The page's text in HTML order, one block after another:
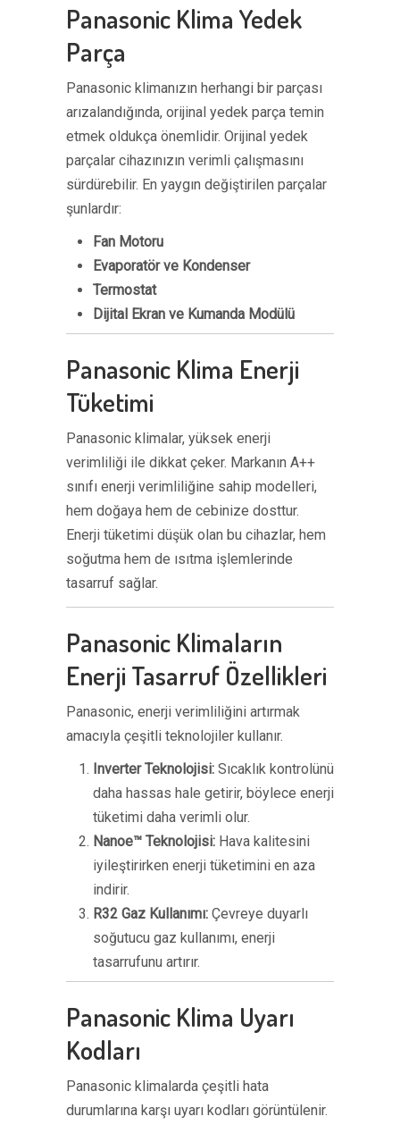
Panasonic Klima Yedek
Parça
Panasonic klimanızın herhangi bir parçası
arızalandığında, orijinal yedek parça temin
etmek oldukça önemlidir. Orijinal yedek
parçalar cihazınızın verimli çalışmasını
sürdürebilir. En yaygın değiştirilen parçalar
şunlardır:
Fan Motoru
Evaporatör ve Kondenser
Termostat
Dijital Ekran ve Kumanda Modülü
Panasonic Klima Enerji
Tüketimi
Panasonic klimalar, yüksek enerji
verimliliği ile dikkat çeker. Markanın A++
sınıfı enerji verimliliğine sahip modelleri,
hem doğaya hem de cebinize dosttur.
Enerji tüketimi düşük olan bu cihazlar, hem
soğutma hem de ısıtma işlemlerinde
tasarruf sağlar.
Panasonic Klimaların
Enerji Tasarruf Özellikleri
Panasonic, enerji verimliliğini artırmak
amacıyla çeşitli teknolojiler kullanır.
Inverter Teknolojisi: Sıcaklık kontrolünü
daha hassas hale getirir, böylece enerji
tüketimi daha verimli olur.
Nanoe™ Teknolojisi: Hava kalitesini
iyileştirirken enerji tüketimini en aza
indirir.
R32 Gaz Kullanımı: Çevreye duyarlı
soğutucu gaz kullanımı, enerji
tasarrufunu artırır.
Panasonic Klima Uyarı
Kodları
Panasonic klimalarda çeşitli hata
durumlarına karşı uyarı kodları görüntülenir.